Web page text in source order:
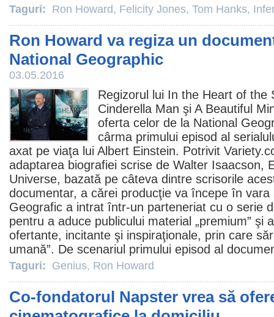
Taguri: Ron Howard, Felicity Jones, Tom Hanks,
Ron Howard va regiza un
National Geographic
03.05.2016
Regizorul lui In the Heart of the
Cinderella Man şi A Beautiful
oferta celor de la National
cârma primului episod al
axat pe viaţa lui Albert Einstein. Potrivit
adaptarea biografiei scrise de Walter Isaacson,
Universe, bazată pe câteva dintre scrisorile
documentar, a cărei producţie va începe în vara
Geografic a intrat într-un parteneriat cu o serie
pentru a aduce publicului material „premium” şi
ofertante, incitante şi inspiraţionale, prin care
umană”. De scenariul primului episod al
Taguri: Genius, Ron Howard
Co-fondatorul Napster vrea să